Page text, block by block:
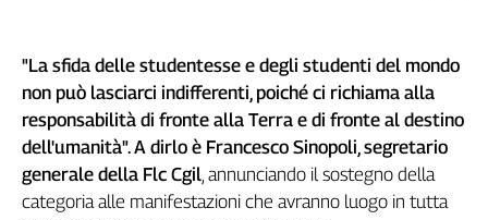
Italia
Internazionale
Culture
Categorie
Filcams
"La sfida delle studentesse e degli studenti del mondo
non può lasciarci indifferenti, poiché ci richiama alla
responsabilità di fronte alla Terra e di fronte al destino
dell'umanità". A dirlo è Francesco Sinopoli, segretario
generale della Flc Cgil , annunciando il sostegno della
categoria alle manifestazioni che avranno luogo in tutta